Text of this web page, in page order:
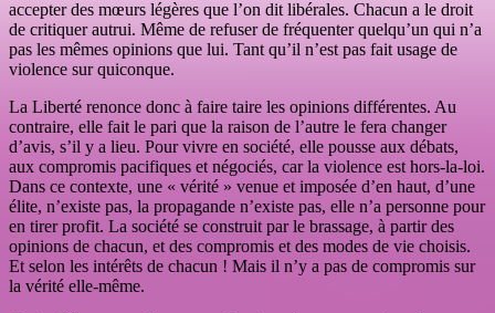
accepter des mœurs légères que l’on dit libérales. Chacun a le droit
de critiquer autrui. Même de refuser de fréquenter quelqu’un qui n’a
pas les mêmes opinions que lui. Tant qu’il n’est pas fait usage de
violence sur quiconque.
La Liberté renonce donc à faire taire les opinions différentes. Au
contraire, elle fait le pari que la raison de l’autre le fera changer
d’avis, s’il y a lieu. Pour vivre en société, elle pousse aux débats,
aux compromis pacifiques et négociés, car la violence est hors-la-loi.
Dans ce contexte, une « vérité » venue et imposée d’en haut, d’une
élite, n’existe pas, la propagande n’existe pas, elle n’a personne pour
en tirer profit. La société se construit par le brassage, à partir des
opinions de chacun, et des compromis et des modes de vie choisis.
Et selon les intérêts de chacun ! Mais il n’y a pas de compromis sur
la vérité elle-même.